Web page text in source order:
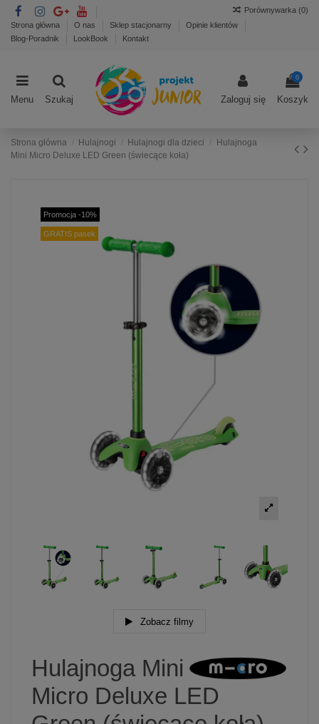
Strona główna O nas Sklep stacjonarny
Opinie klientów
Blog-Poradnik
LookBook Kontakt
Porównywarka (0)
Menu Szukaj Zaloguj się
0
Koszyk
Strona główna Hulajnogi Hulajnogi dla dzieci
Hulajnoga
Mini Micro Deluxe LED Green (świecące koła)
Promocja -10%
GRATIS pasek
Zobacz filmy
Hulajnoga Mini
Micro Deluxe LED